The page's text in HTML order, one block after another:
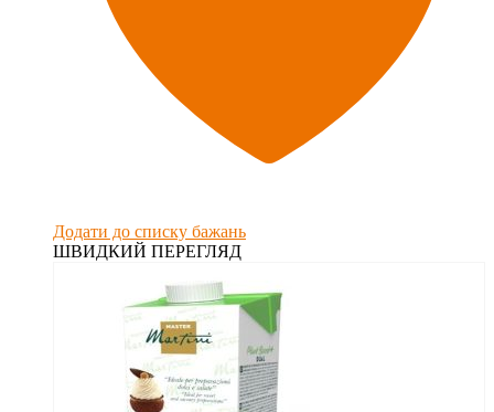
Додати до списку бажань
ШВИДКИЙ ПЕРЕГЛЯД